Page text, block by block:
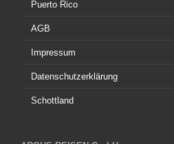
Puerto Rico
AGB
Impressum
Datenschutzerklärung
Schottland